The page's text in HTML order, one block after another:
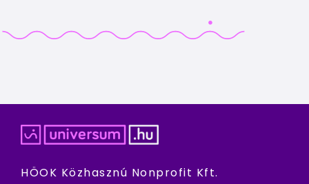
HÖOK Közhasznú Nonprofit Kft.